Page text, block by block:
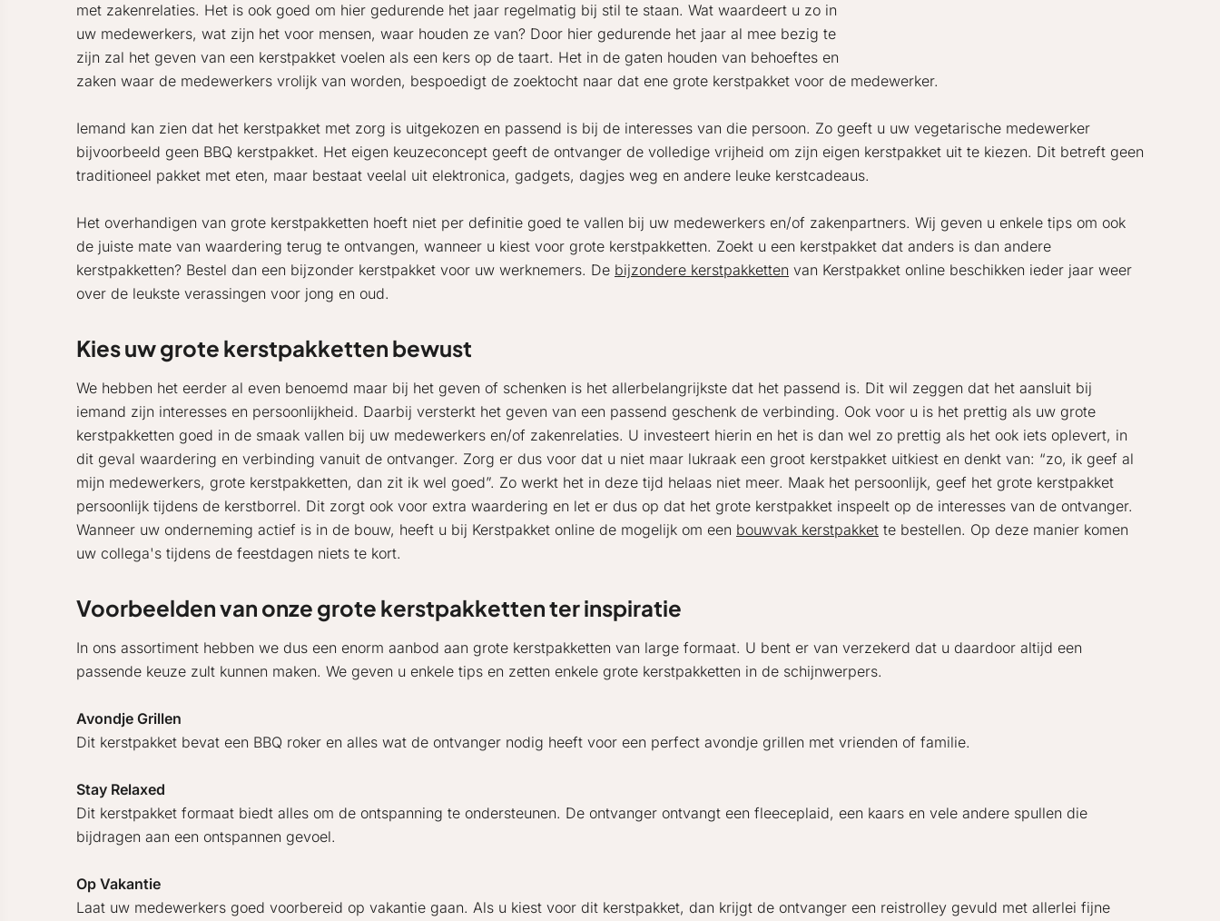
met zakenrelaties. Het is ook goed om hier gedurende het jaar regelmatig bij stil te staan. Wat waardeert u zo in
uw medewerkers, wat zijn het voor mensen, waar houden ze van? Door hier gedurende het jaar al mee bezig te
zijn zal het geven van een kerstpakket voelen als een kers op de taart. Het in de gaten houden van behoeftes en
zaken waar de medewerkers vrolijk van worden, bespoedigt de zoektocht naar dat ene grote kerstpakket voor de medewerker.
Iemand kan zien dat het kerstpakket met zorg is uitgekozen en passend is bij de interesses van die persoon. Zo geeft u uw vegetarische medewerker
bijvoorbeeld geen BBQ kerstpakket. Het eigen keuzeconcept geeft de ontvanger de volledige vrijheid om zijn eigen kerstpakket uit te kiezen. Dit betreft geen
traditioneel pakket met eten, maar bestaat veelal uit elektronica, gadgets, dagjes weg en andere leuke kerstcadeaus.
Het overhandigen van grote kerstpakketten hoeft niet per definitie goed te vallen bij uw medewerkers en/of zakenpartners. Wij geven u enkele tips om ook
de juiste mate van waardering terug te ontvangen, wanneer u kiest voor grote kerstpakketten. Zoekt u een kerstpakket dat anders is dan andere
kerstpakketten? Bestel dan een bijzonder kerstpakket voor uw werknemers. De bijzondere kerstpakketten van Kerstpakket online beschikken ieder jaar weer
over de leukste verassingen voor jong en oud.
Kies uw grote kerstpakketten bewust
We hebben het eerder al even benoemd maar bij het geven of schenken is het allerbelangrijkste dat het passend is. Dit wil zeggen dat het aansluit bij
iemand zijn interesses en persoonlijkheid. Daarbij versterkt het geven van een passend geschenk de verbinding. Ook voor u is het prettig als uw grote
kerstpakketten goed in de smaak vallen bij uw medewerkers en/of zakenrelaties. U investeert hierin en het is dan wel zo prettig als het ook iets oplevert, in
dit geval waardering en verbinding vanuit de ontvanger. Zorg er dus voor dat u niet maar lukraak een groot kerstpakket uitkiest en denkt van: “zo, ik geef al
mijn medewerkers, grote kerstpakketten, dan zit ik wel goed”. Zo werkt het in deze tijd helaas niet meer. Maak het persoonlijk, geef het grote kerstpakket
persoonlijk tijdens de kerstborrel. Dit zorgt ook voor extra waardering en let er dus op dat het grote kerstpakket inspeelt op de interesses van de ontvanger.
Wanneer uw onderneming actief is in de bouw, heeft u bij Kerstpakket online de mogelijk om een bouwvak kerstpakket te bestellen. Op deze manier komen
uw collega's tijdens de feestdagen niets te kort.
Voorbeelden van onze grote kerstpakketten ter inspiratie
In ons assortiment hebben we dus een enorm aanbod aan grote kerstpakketten van large formaat. U bent er van verzekerd dat u daardoor altijd een
passende keuze zult kunnen maken. We geven u enkele tips en zetten enkele grote kerstpakketten in de schijnwerpers.
Avondje Grillen
Dit kerstpakket bevat een BBQ roker en alles wat de ontvanger nodig heeft voor een perfect avondje grillen met vrienden of familie.
Stay Relaxed
Dit kerstpakket formaat biedt alles om de ontspanning te ondersteunen. De ontvanger ontvangt een fleeceplaid, een kaars en vele andere spullen die
bijdragen aan een ontspannen gevoel.
Op Vakantie
Laat uw medewerkers goed voorbereid op vakantie gaan. Als u kiest voor dit kerstpakket, dan krijgt de ontvanger een reistrolley gevuld met allerlei fijne